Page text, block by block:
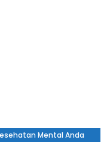
Mental Anda